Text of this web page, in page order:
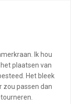
Ik hou
plaatsen van
Het bleek
zou passen dan